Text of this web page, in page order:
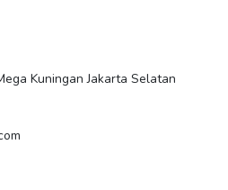
Kuningan Jakarta Selatan